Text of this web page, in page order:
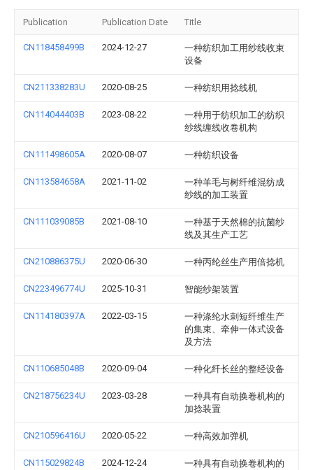
Publication Publication Date Title
CN118458499B 2024-12-27
一种纺织加工用纱线收束
设备
CN211338283U 2020-08-25 一种纺织用捻线机
CN114044403B 2023-08-22
一种用于纺织加工的纺织
纱线缠线收卷机构
CN111498605A 2020-08-07 一种纺织设备
CN113584658A 2021-11-02
一种羊毛与树纤维混纺成
纱线的加工装置
CN111039085B 2021-08-10
一种基于天然棉的抗菌纱
线及其生产工艺
CN210886375U 2020-06-30 一种丙纶丝生产用倍捻机
CN223496774U 2025-10-31 智能纱架装置
CN114180397A 2022-03-15
一种涤纶水刺短纤维生产
的集束、牵伸一体式设备
及方法
CN110685048B 2020-09-04 一种化纤长丝的整经设备
CN218756234U 2023-03-28
一种具有自动换卷机构的
加捻装置
CN210596416U 2020-05-22 一种高效加弹机
CN115029824B 2024-12-24
一种具有自动换卷机构的